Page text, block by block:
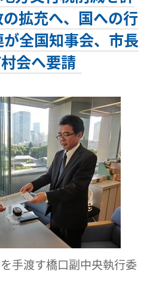
拡充へ、国への行
全国知事会、市長
会へ要請
手渡す橋口副中央執行委